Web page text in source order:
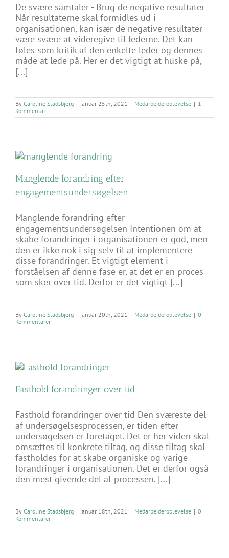
De svære samtaler - Brug de negative resultater
Når resultaterne skal formidles ud i
organisationen, kan især de negative resultater
være svære at videregive til lederne. Det kan
føles som kritik af den enkelte leder og dennes
måde at lede på. Her er det vigtigt at huske på,
[...]
By Caroline Stadsbjerg | januar 25th, 2021 | Medarbejderoplevelse | 1
Kommentar
Manglende forandring efter
engagementsundersøgelsen
Manglende forandring efter
engagementsundersøgelsen Intentionen om at
skabe forandringer i organisationen er god, men
den er ikke nok i sig selv til at implementere
disse forandringer. Et vigtigt element i
forståelsen af denne fase er, at det er en proces
som sker over tid. Derfor er det vigtigt [...]
By Caroline Stadsbjerg | januar 20th, 2021 | Medarbejderoplevelse | 0
Kommentarer
Fasthold forandringer over tid
Fasthold forandringer over tid Den sværeste del
af undersøgelsesprocessen, er tiden efter
undersøgelsen er foretaget. Det er her viden skal
omsættes til konkrete tiltag, og disse tiltag skal
fastholdes for at skabe organiske og varige
forandringer i organisationen. Det er derfor også
den mest givende del af processen. [...]
By Caroline Stadsbjerg | januar 18th, 2021 | Medarbejderoplevelse | 0
Kommentarer